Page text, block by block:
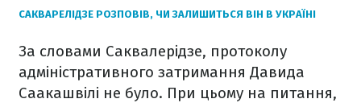
САКВАРЕЛІДЗЕ РОЗПОВІВ, ЧИ ЗАЛИШИТЬСЯ ВІН В УКРАЇНІ
За словами Саквалерідзе, протоколу
адміністративного затримання Давида
Саакашвілі не було. При цьому на питання,